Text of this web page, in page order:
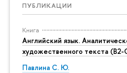
ПУБЛИКАЦИИ
Книга
Английский язык.
художественного текста (B2-
Павлина С. Ю.